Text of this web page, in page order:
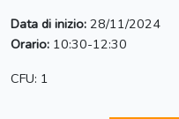
Data di inizio: 28/11/2024
Orario: 10:30-12:30
CFU: 1